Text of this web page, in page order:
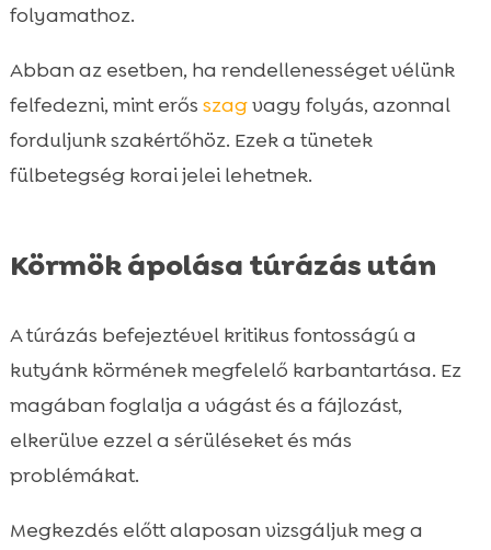
folyamathoz.
Abban az esetben, ha rendellenességet vélünk
felfedezni, mint erős szagvagy folyás, azonnal
forduljunk szakértőhöz. Ezek a tünetek
fülbetegség korai jelei lehetnek.
Körmök ápolása túrázás után
A túrázás befejeztével kritikus fontosságú a
kutyánk körmének megfelelő karbantartása. Ez
magában foglalja a vágást és a fájlozást,
elkerülve ezzel a sérüléseket és más
problémákat.
Megkezdés előtt alaposan vizsgáljuk meg a